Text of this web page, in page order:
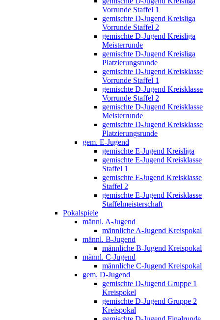
Vorrunde Staffel 1
gemischte D-Jugend Kreisliga
Vorrunde Staffel 2
gemischte D-Jugend Kreisliga
Meisterrunde
gemischte D-Jugend Kreisliga
Platzierungsrunde
gemischte D-Jugend Kreisklasse
Vorrunde Staffel 1
gemischte D-Jugend Kreisklasse
Vorrunde Staffel 2
gemischte D-Jugend Kreisklasse
Meisterrunde
gemischte D-Jugend Kreisklasse
Platzierungsrunde
gem. E-Jugend
gemischte E-Jugend Kreisliga
gemischte E-Jugend Kreisklasse
Staffel 1
gemischte E-Jugend Kreisklasse
Staffel 2
gemischte E-Jugend Kreisklasse
Staffelmeisterschaft
Pokalspiele
männl. A-Jugend
männliche A-Jugend Kreispokal
männl. B-Jugend
männliche B-Jugend Kreispokal
männl. C-Jugend
männliche C-Jugend Kreispokal
gem. D-Jugend
gemischte D-Jugend Gruppe 1
Kreispokel
gemischte D-Jugend Gruppe 2
Kreispokal